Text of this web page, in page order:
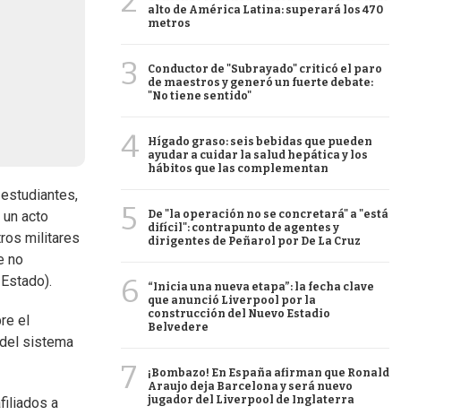
acto
militares
no
el
sistema
a
alto de América Latina: superará los 470
metros
3
Conductor de "Subrayado" criticó el paro
de maestros y generó un fuerte debate:
"No tiene sentido"
4
Hígado graso: seis bebidas que pueden
ayudar a cuidar la salud hepática y los
hábitos que las complementan
5
De "la operación no se concretará" a "está
difícil": contrapunto de agentes y
dirigentes de Peñarol por De La Cruz
6
“Inicia una nueva etapa”: la fecha clave
que anunció Liverpool por la
construcción del Nuevo Estadio
Belvedere
7
¡Bombazo! En España afirman que Ronald
Araujo deja Barcelona y será nuevo
jugador del Liverpool de Inglaterra